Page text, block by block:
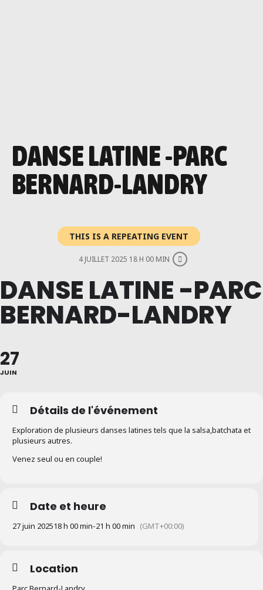
DANSE LATINE -PARC
BERNARD-LANDRY
THIS IS A REPEATING EVENT
4 JUILLET 2025 18 H 00 MIN
DANSE LATINE -PARC
BERNARD-LANDRY
27
JUIN
Détails de l'événement
Exploration de plusieurs danses latines tels que la salsa,batchata et
plusieurs autres.
Venez seul ou en couple!
Date et heure
27 juin 202518 h 00 min-21 h 00 min (GMT+00:00)
Location